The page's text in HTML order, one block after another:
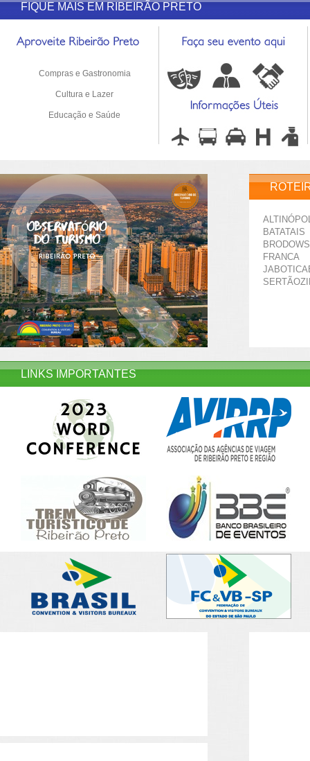
FIQUE MAIS EM RIBEIRÃO PRETO
Compras e Gastronomia
Cultura e Lazer
Educação e Saúde
BATATAIS
FRANCA
LINKS IMPORTANTES